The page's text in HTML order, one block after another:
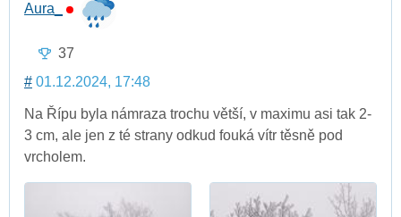
Aura_
37
# 01.12.2024, 17:48
Na Řípu byla námraza trochu větší, v maximu asi tak 2-
3 cm, ale jen z té strany odkud fouká vítr těsně pod
vrcholem.